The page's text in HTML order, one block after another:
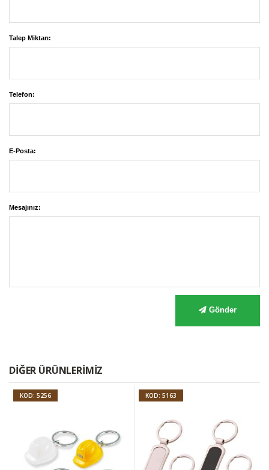
Talep Miktarı:
Telefon:
E-Posta:
Mesajınız:
Gönder
DIĞER ÜRÜNLERIMIZ
KOD: 5256 KOD: 5163